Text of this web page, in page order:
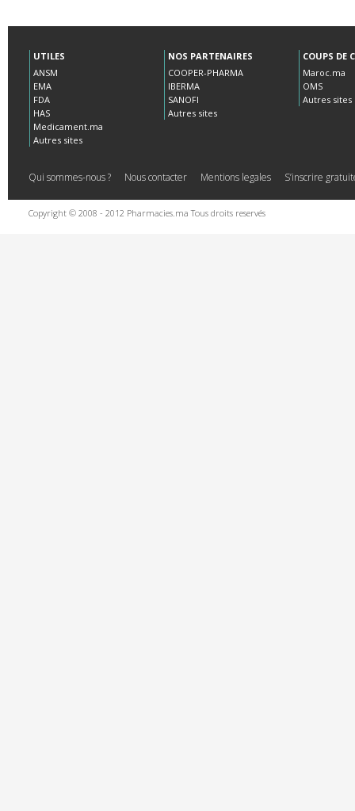
UTILES
ANSM
EMA
FDA
HAS
Medicament.ma
Autres sites
NOS PARTENAIRES
COOPER-PHARMA
IBERMA
SANOFI
Autres sites
COUPS DE
Maroc.ma
OMS
Autres sites
Qui sommes-nous ? Nous contacter Mentions legales S’inscrire
Copyright © 2008 - 2012 Pharmacies.ma Tous droits reservés